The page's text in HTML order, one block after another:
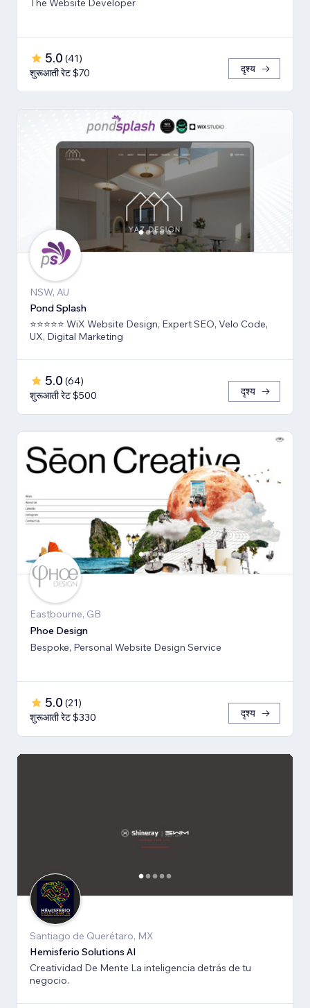
The Website Developer
5.0 (41)
शुरूआती रेट $70
दृश्य
NSW, AU
Pond Splash
⭐⭐⭐⭐⭐ WiX Website Design, Expert SEO, Velo Code,
UX, Digital Marketing
5.0 (64)
शुरूआती रेट $500
दृश्य
Eastbourne, GB
Phoe Design
Bespoke, Personal Website Design Service
5.0 (21)
शुरूआती रेट $330
दृश्य
Santiago de Querétaro, MX
Hemisferio Solutions AI
Creatividad De Mente La inteligencia detrás de tu
negocio.